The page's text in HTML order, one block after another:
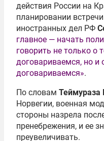
действия России на
планировании
иностранных дел РФ
главное — начать
говорить не только о
договариваемся, но
договариваемся».
По словам
Норвегии, военная
стороны назрела
пренебрежения, и ее
преувеличивать.